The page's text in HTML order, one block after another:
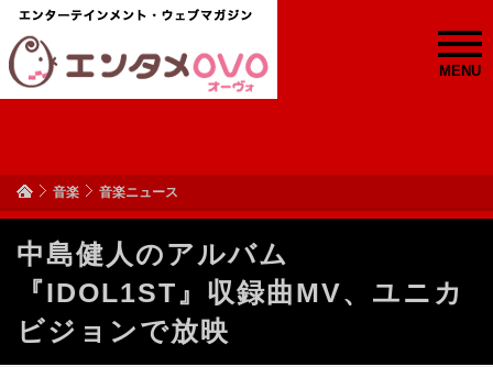
MENU
音楽 音楽ニュース
中島健人のアルバム
『IDOL1ST』収録曲MV、ユニカ
ビジョンで放映